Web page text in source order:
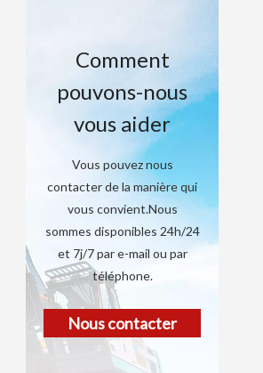
Comment
pouvons-nous
vous aider
Vous pouvez nous
contacter de la manière qui
vous convient.Nous
sommes disponibles 24h/24
et 7j/7 par e-mail ou par
téléphone.
Nous contacter